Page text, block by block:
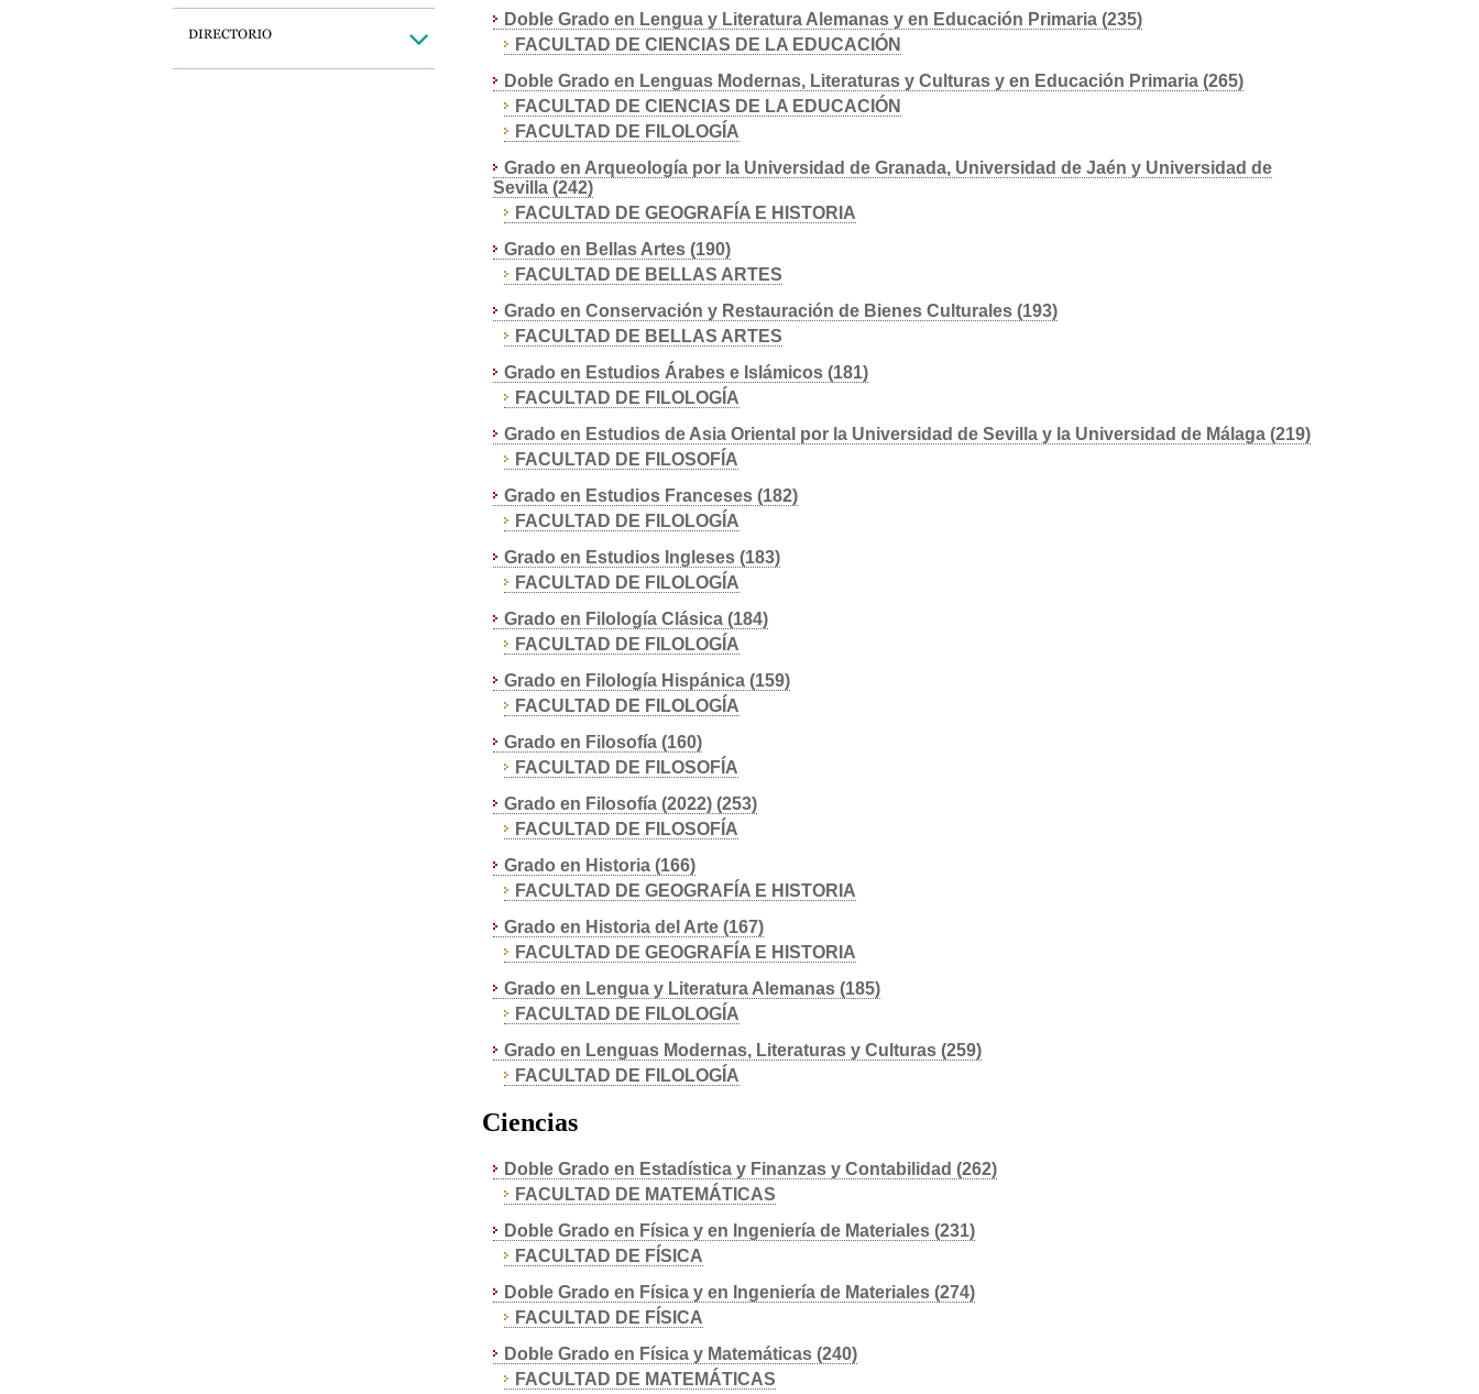
Doble Grado en Lengua y Literatura Alemanas y en Educación Primaria (235)
FACULTAD DE CIENCIAS DE LA EDUCACIÓN
Doble Grado en Lenguas Modernas, Literaturas y Culturas y en Educación Primaria (265)
FACULTAD DE CIENCIAS DE LA EDUCACIÓN
FACULTAD DE FILOLOGÍA
Grado en Arqueología por la Universidad de Granada, Universidad de Jaén y Universidad de
Sevilla (242)
FACULTAD DE GEOGRAFÍA E HISTORIA
Grado en Bellas Artes (190)
FACULTAD DE BELLAS ARTES
Grado en Conservación y Restauración de Bienes Culturales (193)
FACULTAD DE BELLAS ARTES
Grado en Estudios Árabes e Islámicos (181)
FACULTAD DE FILOLOGÍA
Grado en Estudios de Asia Oriental por la Universidad de Sevilla y la Universidad de Málaga (219)
FACULTAD DE FILOSOFÍA
Grado en Estudios Franceses (182)
FACULTAD DE FILOLOGÍA
Grado en Estudios Ingleses (183)
FACULTAD DE FILOLOGÍA
Grado en Filología Clásica (184)
FACULTAD DE FILOLOGÍA
Grado en Filología Hispánica (159)
FACULTAD DE FILOLOGÍA
Grado en Filosofía (160)
FACULTAD DE FILOSOFÍA
Grado en Filosofía (2022) (253)
FACULTAD DE FILOSOFÍA
Grado en Historia (166)
FACULTAD DE GEOGRAFÍA E HISTORIA
Grado en Historia del Arte (167)
FACULTAD DE GEOGRAFÍA E HISTORIA
Grado en Lengua y Literatura Alemanas (185)
FACULTAD DE FILOLOGÍA
Grado en Lenguas Modernas, Literaturas y Culturas (259)
FACULTAD DE FILOLOGÍA
Ciencias
Doble Grado en Estadística y Finanzas y Contabilidad (262)
FACULTAD DE MATEMÁTICAS
Doble Grado en Física y en Ingeniería de Materiales (231)
FACULTAD DE FÍSICA
Doble Grado en Física y en Ingeniería de Materiales (274)
FACULTAD DE FÍSICA
Doble Grado en Física y Matemáticas (240)
FACULTAD DE MATEMÁTICAS